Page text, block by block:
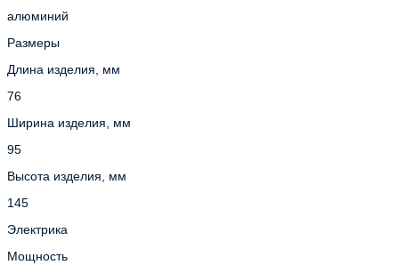
алюминий
Размеры
Длина изделия, мм
76
Ширина изделия, мм
95
Высота изделия, мм
145
Электрика
Мощность